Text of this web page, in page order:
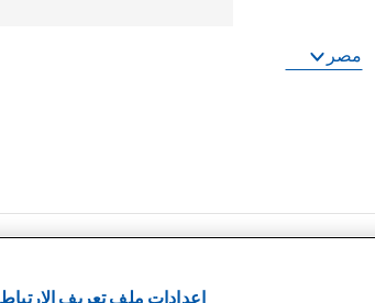
مصر
إعدادات ملف تعريف الارتباط